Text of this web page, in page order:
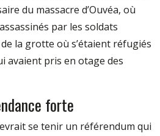
du massacre d’Ouvéa, où
par les soldats
la grotte où s’étaient réfugiés
avaient pris en otage des
forte
se tenir un référendum qui